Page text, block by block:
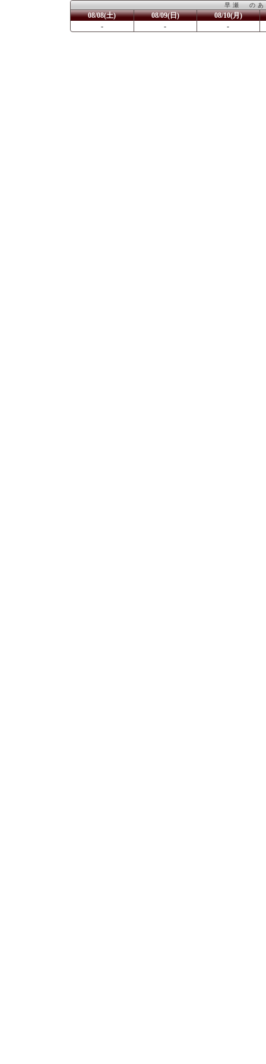
早瀬 のあ
08/08(土) 08/09(日)
08/10(月)
-
- -